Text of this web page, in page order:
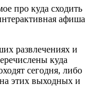
про куда сходить
афиша
развлечениях и
куда
сегодня, либо
этих выходных и